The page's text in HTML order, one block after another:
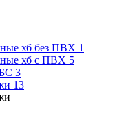
хб без ПВХ 1
хб с ПВХ 5
3
13